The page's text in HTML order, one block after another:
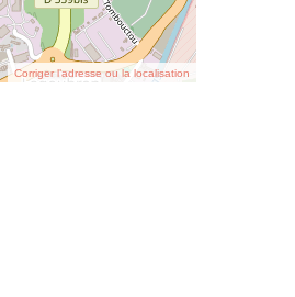
Corriger l’adresse ou la localisation